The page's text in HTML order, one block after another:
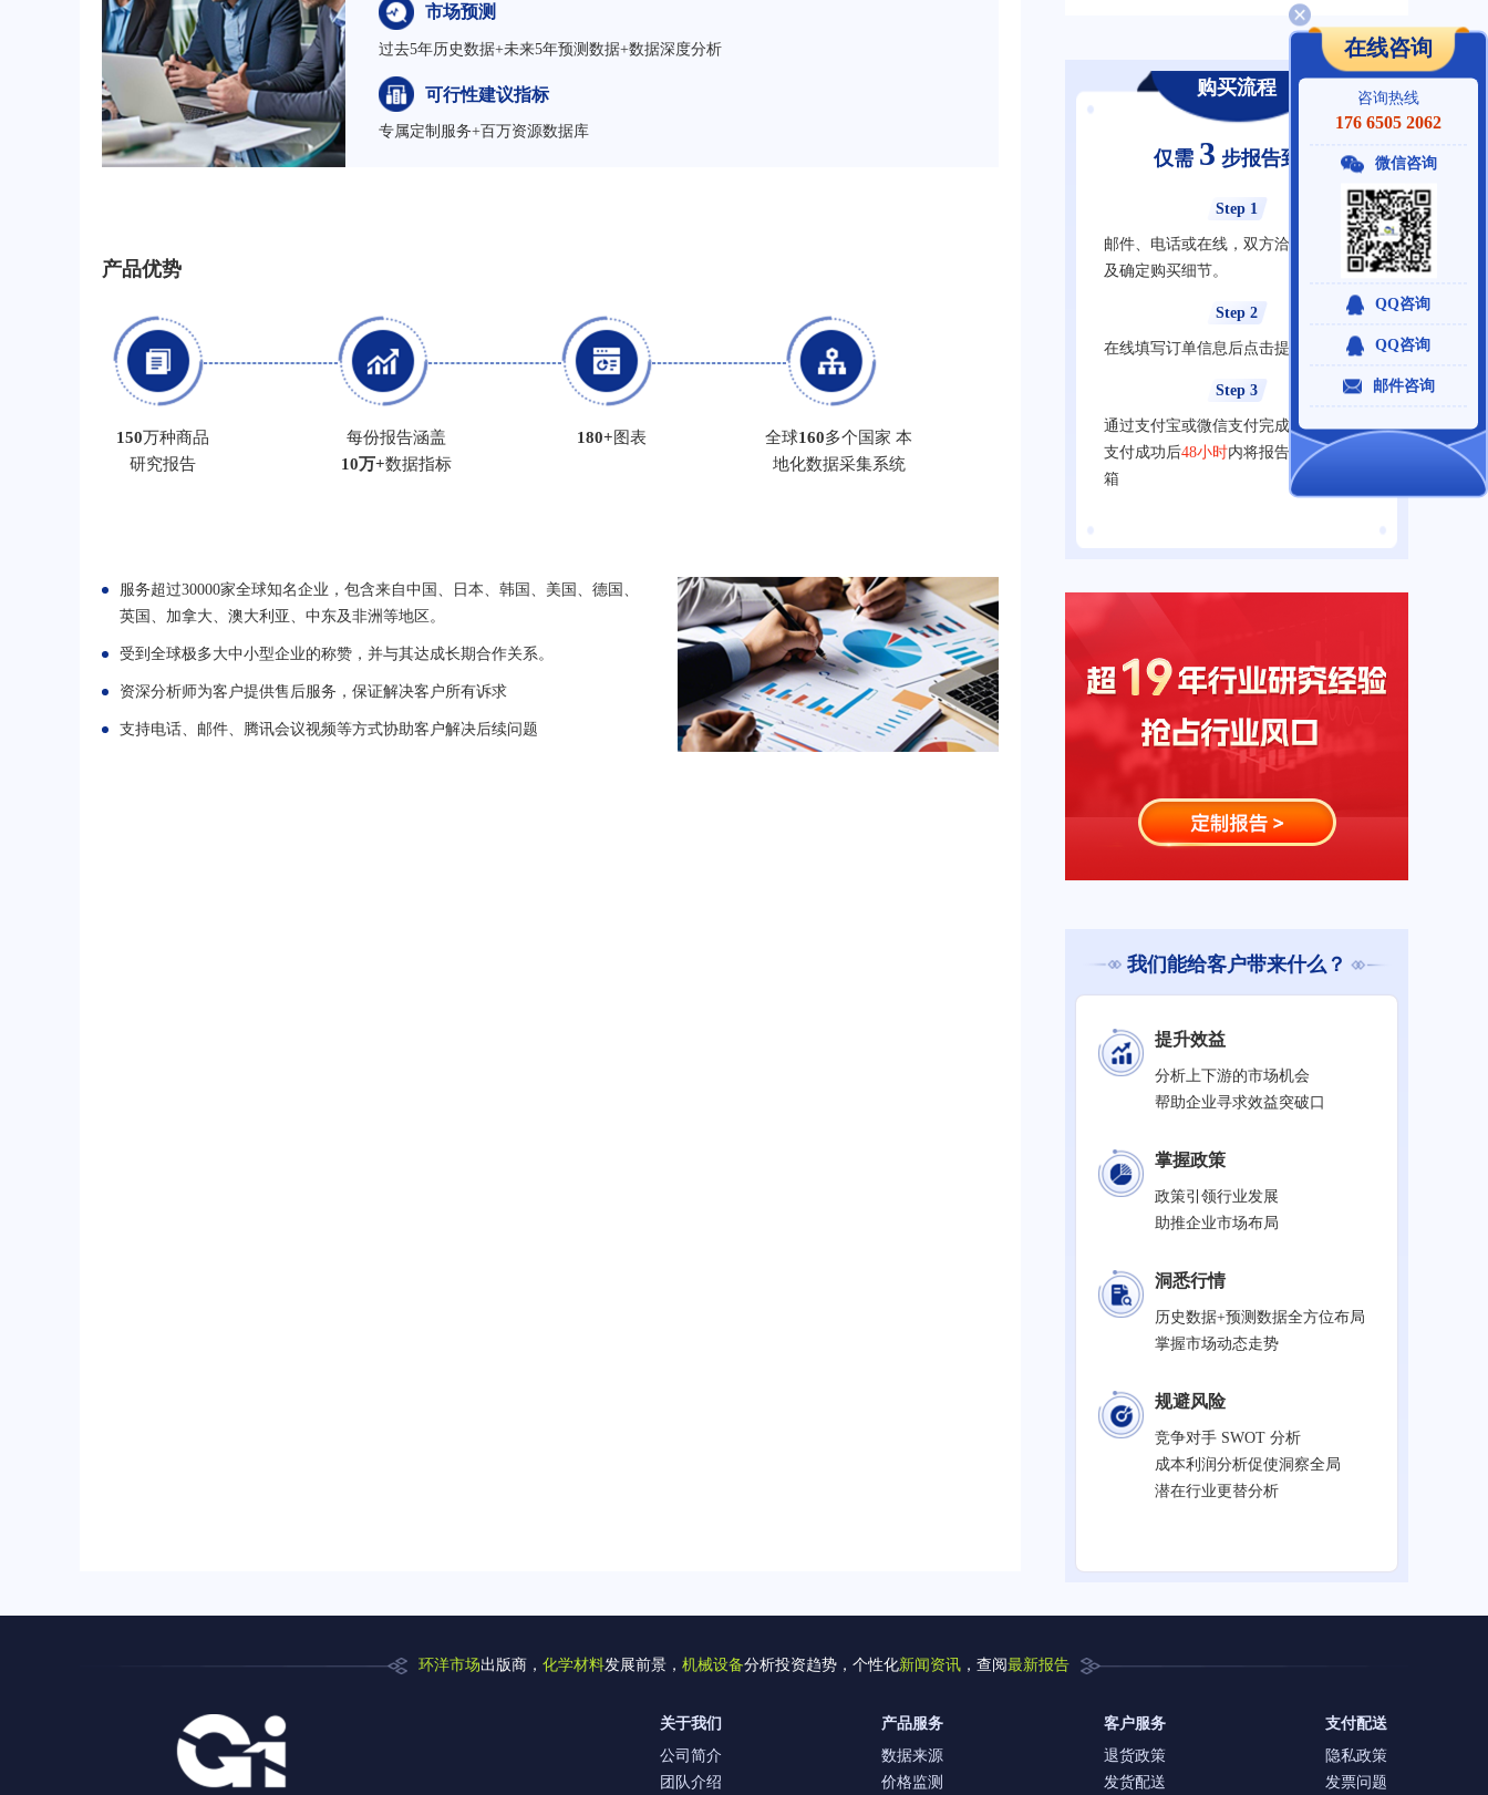
在线咨询
咨询热线
176 6505 2062
微信咨询
QQ咨询
QQ咨询
邮件咨询
市场预测
过去5年历史数据+未来5年预测数据+数据深度分析
可行性建议指标
专属定制服务+百万资源数据库
产品优势
150万种商品
研究报告
每份报告涵盖
10万+数据指标
180+ 图表 全球160多个国家 本
地化数据采集系统
服务超过30000家全球知名企业，包含来自中国、日本、韩国、美国、德国、
英国、加拿大、澳大利亚、中东及非洲等地区。
受到全球极多大中小型企业的称赞，并与其达成长期合作关系。
资深分析师为客户提供售后服务，保证解决客户所有诉求
支持电话、邮件、腾讯会议视频等方式协助客户解决后续问题
购买流程
仅需 3 步报告到手
Step 1
邮件、电话或在线，双方洽谈明确需求
及确定购买细节。
Step 2
在线填写订单信息后点击提交订单
Step 3
通过支付宝或微信支付完成在线支付，
支付成功后48小时内将报告发送至您邮
箱
我们能给客户带来什么？
提升效益
分析上下游的市场机会
帮助企业寻求效益突破口
掌握政策
政策引领行业发展
助推企业市场布局
洞悉行情
历史数据+预测数据全方位布局
掌握市场动态走势
规避风险
竞争对手 SWOT 分析
成本利润分析促使洞察全局
潜在行业更替分析
环洋市场出版商， 化学材料发展前景， 机械设备分析投资趋势，个性化新闻资讯 ，查阅最新报告
关于我们
公司简介
团队介绍
产品服务
数据来源
价格监测
客户服务
退货政策
发货配送
支付配送
隐私政策
发票问题